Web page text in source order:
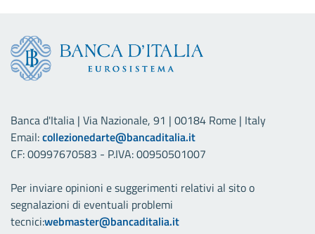
Banca d'Italia | Via Nazionale, 91 | 00184 Rome | Italy
Email:collezionedarte@bancaditalia.it
CF: 00997670583 - P.IVA: 00950501007
Per inviare opinioni e suggerimenti relativi al sito o
segnalazioni di eventuali problemi
tecnici:webmaster@bancaditalia.it